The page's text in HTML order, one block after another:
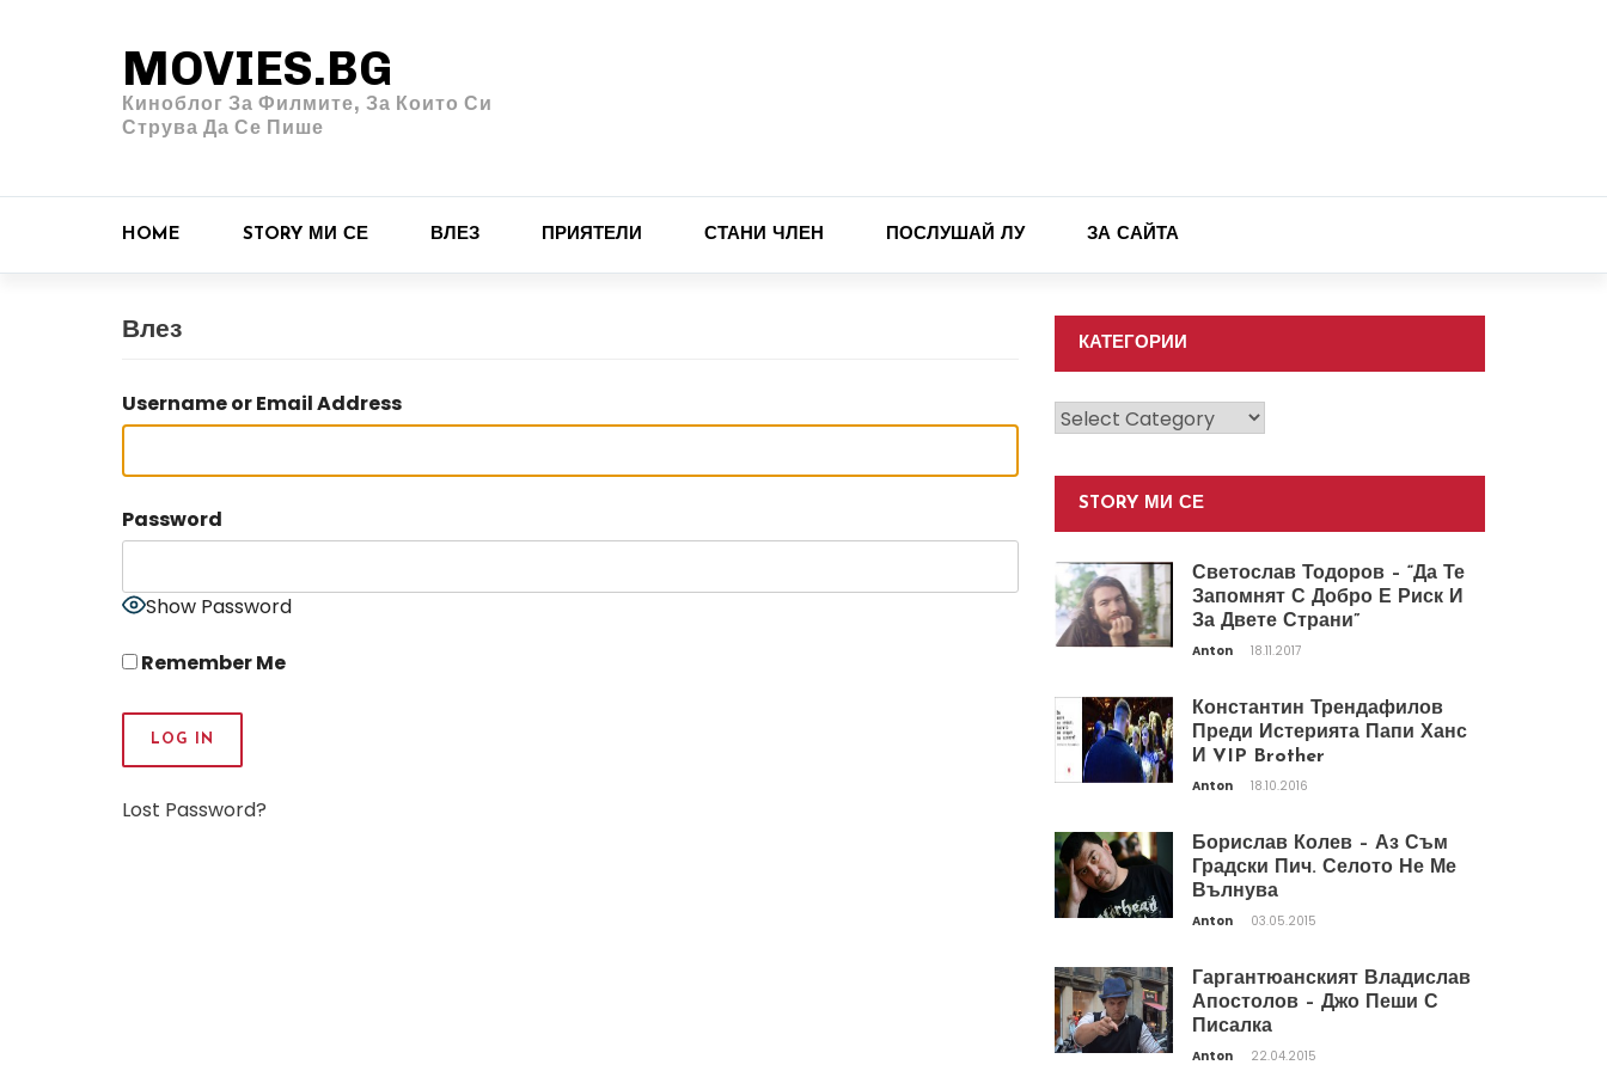
MOVIES.BG
Киноблог За Филмите, За Които Си
Струва Да Се Пише
HOME STORY МИ СЕ ВЛЕЗ ПРИЯТЕЛИ СТАНИ ЧЛЕН ПОСЛУШАЙ ЛУ ЗА САЙТА
Влез
Username or Email Address
Password
Show Password
Remember Me
Lost Password?
КАТЕГОРИИ
Категории
STORY МИ СЕ
Светослав Тодоров – “Да Те
Запомнят С Добро Е Риск И
За Двете Страни”
Anton 18.11.2017
Константин Трендафилов
Преди Истерията Папи Ханс
И VIP Brother
Anton 18.10.2016
Борислав Колев – Аз Съм
Градски Пич. Селото Не Ме
Вълнува
Anton 03.05.2015
Гаргантюанският Владислав
Апостолов – Джо Пеши С
Писалка
Anton 22.04.2015